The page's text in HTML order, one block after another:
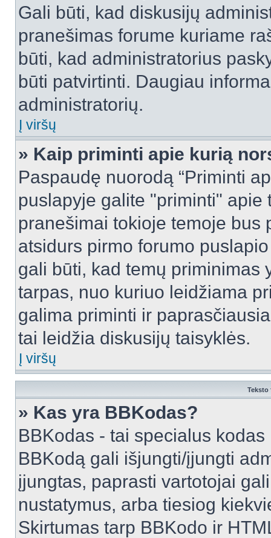
Gali būti, kad diskusijų
pranešimas forume kuriame
būti, kad administratorius
būti patvirtinti. Daugiau
administratorių.
Į viršų
» Kaip priminti apie kurią
Paspaudę nuorodą “Priminti
puslapyje galite "priminti"
pranešimai tokioje temoje bus
atsidurs pirmo forumo
gali būti, kad temų priminimas
tarpas, nuo kuriuo leidžiama
galima priminti ir
tai leidžia diskusijų taisyklės.
Į viršų
Teksto
» Kas yra BBKodas?
BBKodas - tai specialus
BBKodą gali išjungti/įjungti
įjungtas, paprasti vartotojai
nustatymus, arba tiesiog
Skirtumas tarp BBKodo ir